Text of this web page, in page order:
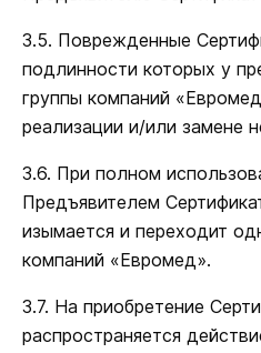
3.5. Поврежденные
подлинности которых у
группы компаний
реализации и/или замене
3.6. При полном
Предъявителем
изымается и переходит
компаний «Евромед».
3.7. На приобретение
распространяется